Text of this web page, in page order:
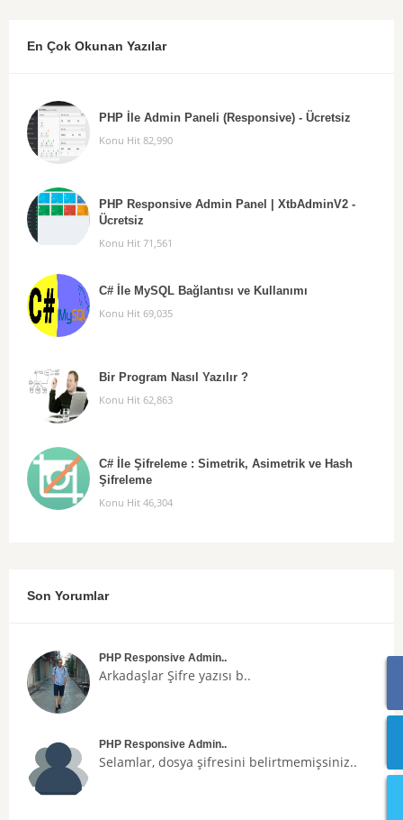
En Çok Okunan Yazılar
PHP İle Admin Paneli (Responsive) - Ücretsiz
Konu Hit 82,990
PHP Responsive Admin Panel | XtbAdminV2 -
Ücretsiz
Konu Hit 71,561
C# İle MySQL Bağlantısı ve Kullanımı
Konu Hit 69,035
Bir Program Nasıl Yazılır ?
Konu Hit 62,863
C# İle Şifreleme : Simetrik, Asimetrik ve Hash
Şifreleme
Konu Hit 46,304
Son Yorumlar
PHP Responsive Admin..
Arkadaşlar Şifre yazısı b..
PHP Responsive Admin..
Selamlar, dosya şifresini belirtmemişsiniz..